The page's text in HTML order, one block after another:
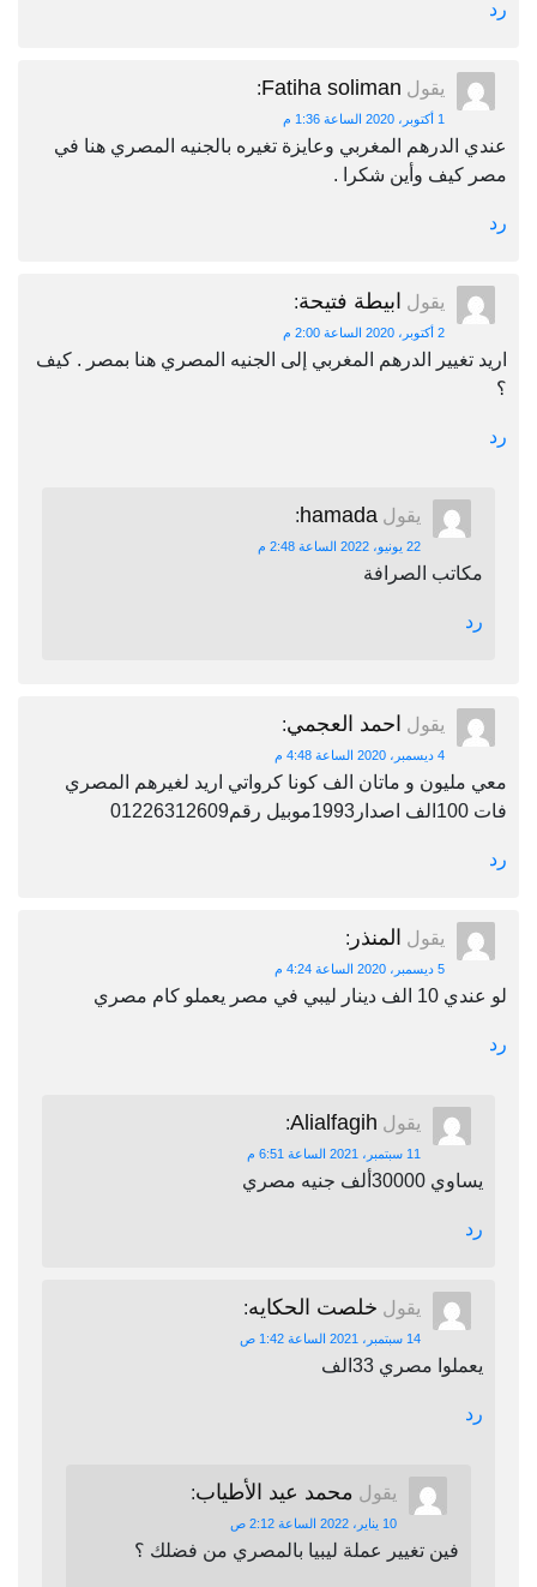
رد
يقول Fatiha soliman
:
1 أكتوبر، 2020 الساعة 1:36 م
عندي الدرهم المغربي وعايزة تغيره بالجنيه المصري هنا في
مصر كيف وأين شكرا .
رد
يقول ابيطة فتيحة:
2 أكتوبر، 2020 الساعة 2:00 م
اريد تغيير الدرهم المغربي إلى الجنيه المصري هنا بمصر . كيف
؟
رد
يقول hamada
:
22 يونيو، 2022 الساعة 2:48 م
مكاتب الصرافة
رد
يقول احمد العجمي:
4 ديسمبر، 2020 الساعة 4:48 م
معي مليون و ماتان الف كونا كرواتي اريد لغيرهم المصري
فات 100الف اصدار1993موبيل رقم01226312609
رد
يقول المنذر :
5 ديسمبر، 2020 الساعة 4:24 م
لو عندي 10 الف دينار ليبي في مصر يعملو كام مصري
رد
يقول Alialfagih
:
11 سبتمبر، 2021 الساعة 6:51 م
يساوي 30000ألف جنيه مصري
رد
يقول خلصت الحكايه:
14 سبتمبر، 2021 الساعة 1:42 ص
يعملوا مصري 33الف
رد
يقول محمد عيد الأطياب:
10 يناير، 2022 الساعة 2:12 ص
فين تغيير عملة ليبيا بالمصري من فضلك ؟